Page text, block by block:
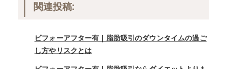
関連投稿:
ビフォーアフター有｜脂肪吸引のダウンタイムの過ご
し方やリスクとは